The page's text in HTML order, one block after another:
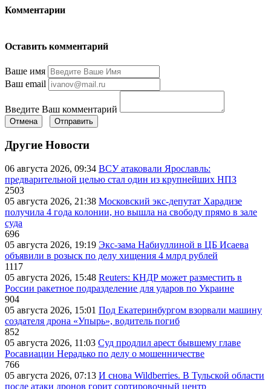
Комментарии
Оставить комментарий
Ваше имя
Ваш email
Введите Ваш комментарий
Отмена Отправить
Другие Новости
06 августа 2026, 09:34 ВСУ атаковали Ярославль:
предварительной целью стал один из крупнейших НПЗ
2503
05 августа 2026, 21:38 Московский экс-депутат Харадизе
получила 4 года колонии, но вышла на свободу прямо в зале
суда
696
05 августа 2026, 19:19 Экс-зама Набиуллиной в ЦБ Исаева
объявили в розыск по делу хищения 4 млрд рублей
1117
05 августа 2026, 15:48 Reuters: КНДР может разместить в
России ракетное подразделение для ударов по Украине
904
05 августа 2026, 15:01 Под Екатеринбургом взорвали машину
создателя дрона «Упырь», водитель погиб
852
05 августа 2026, 11:03 Суд продлил арест бывшему главе
Росавиации Нерадько по делу о мошенничестве
766
05 августа 2026, 07:13 И снова Wildberries. В Тульской области
после атаки дронов горит сортировочный центр